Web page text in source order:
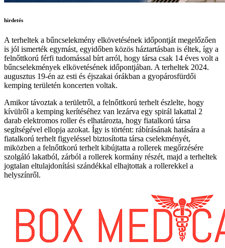
hirdetés
A terheltek a bűncselekmény elkövetésének időpontját megelőzően
is jól ismerték egymást, egyidőben közös háztartásban is éltek, így a
felnőttkorú férfi tudomással bírt arról, hogy társa csak 14 éves volt a
bűncselekmények elkövetésének időpontjában. A terheltek 2024.
augusztus 19-én az esti és éjszakai órákban a gyopárosfürdői
kemping területén koncerten voltak.
Amikor távoztak a területről, a felnőttkorú terhelt észlelte, hogy
kívülről a kemping kerítéséhez van lezárva egy spirál lakattal 2
darab elektromos roller és elhatározta, hogy fiatalkorú társa
segítségével ellopja azokat. Így is történt: rábírásának hatására a
fiatalkorú terhelt figyeléssel biztosította társa cselekményét,
miközben a felnőttkorú terhelt kibújtatta a rollerek megőrzésére
szolgáló lakatból, zárból a rollerek kormány részét, majd a terheltek
jogtalan eltulajdonítási szándékkal elhajtottak a rollerekkel a
helyszínről.